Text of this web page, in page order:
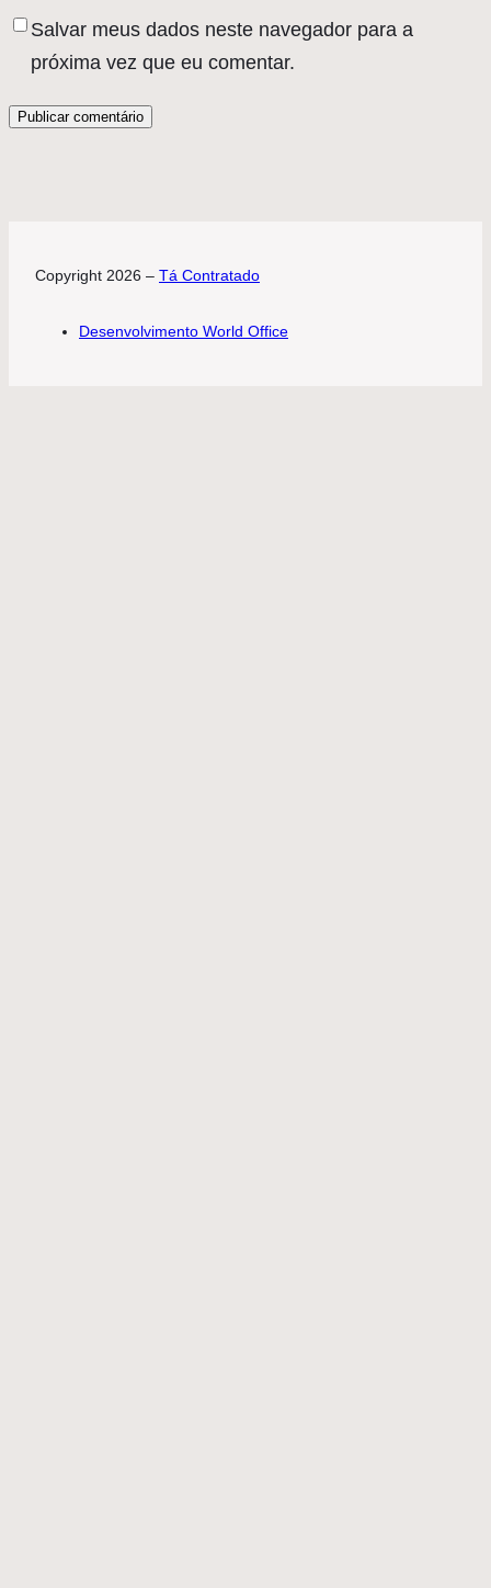
Salvar meus dados neste navegador para a
próxima vez que eu comentar.
Copyright 2026 – Tá Contratado
Desenvolvimento World Office